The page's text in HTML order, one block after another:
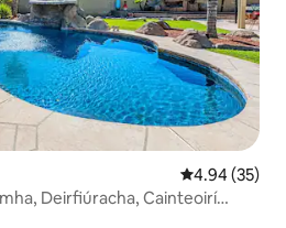
Meánrátáil
4.94 (35)
Deirfiúracha, Cainteoirí